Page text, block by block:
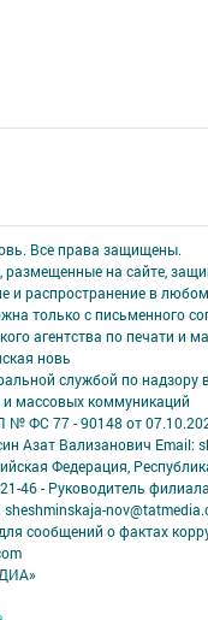
Все права защищены.
на сайте,
и распространение в
только с письменного
агентства по печати и
новь
службой по надзору в
массовых коммуникаций
№ ФС 77 - 90148 от
Азат Вализанович Email:
Федерация,
46 - Руководитель
сообщений о фактах